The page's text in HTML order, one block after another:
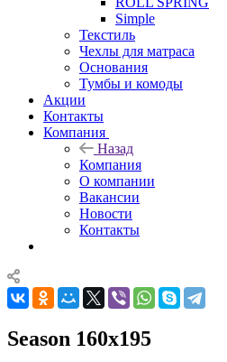
Simple
Текстиль
Чехлы для матраса
Основания
Тумбы и комоды
Акции
Контакты
Компания
Назад
Компания
О компании
Вакансии
Новости
Контакты
Season 160x195